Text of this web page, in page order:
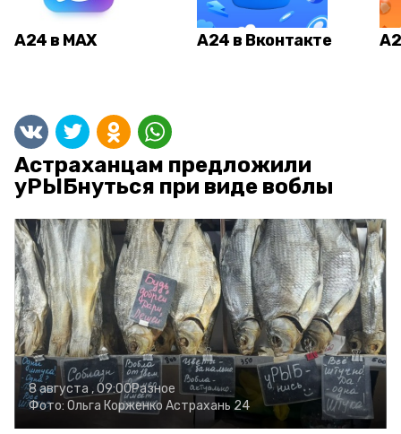
А24 в MAX А24 в Вконтакте
Астраханцам предложили
уРЫБнуться при виде воблы
8 августа , 09:00Разное
Фото: Ольга Корженко Астрахань 24